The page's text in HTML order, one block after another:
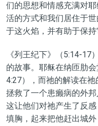
们的思想和情感充满对
活的方式和我们居住于
于这火焰，并有助于保持
《列王纪下》（5:14-17
的故事。耶稣在纳匝肋
4:27），而祂的解读在祂
拯救了一个患癞病的外邦
这让他们对祂产生了反
填胸，起来把他赶出城